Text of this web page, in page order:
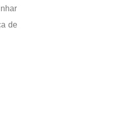
de